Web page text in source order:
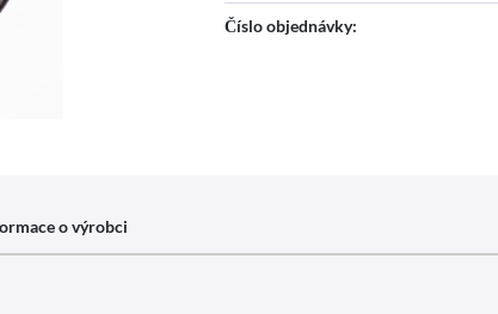
Číslo objednávky:
o výrobci